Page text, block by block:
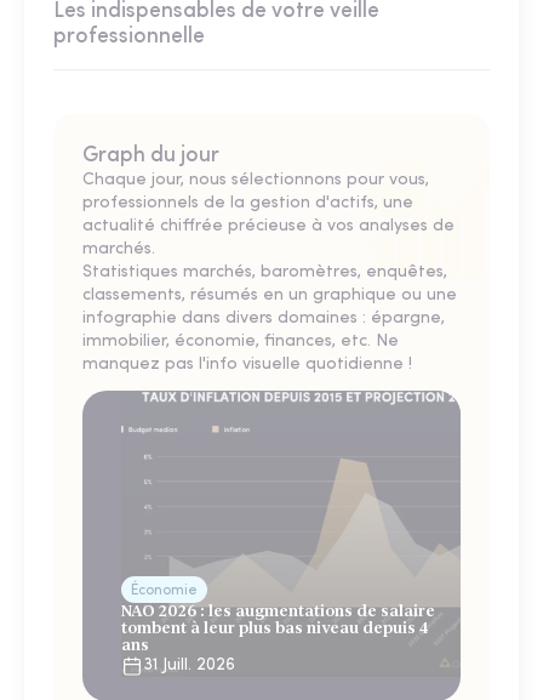
Les indispensables de votre veille
professionnelle
Graph du jour
Chaque jour, nous sélectionnons pour vous,
professionnels de la gestion d'actifs, une
actualité chiffrée précieuse à vos analyses de
marchés.
Statistiques marchés, baromètres, enquêtes,
classements, résumés en un graphique ou une
infographie dans divers domaines : épargne,
immobilier, économie, finances, etc. Ne
manquez pas l'info visuelle quotidienne !
Économie
NAO 2026 : les augmentations de salaire
tombent à leur plus bas niveau depuis 4
ans
31 Juill. 2026